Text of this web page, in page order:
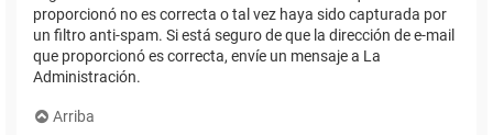
proporcionó no es correcta o tal vez haya sido capturada por
un filtro anti-spam. Si está seguro de que la dirección de e-mail
que proporcionó es correcta, envíe un mensaje a La
Administración.
Arriba